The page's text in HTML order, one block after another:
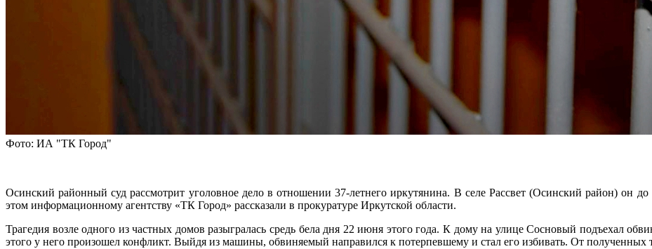
Фото: ИА "ТК Город"
Осинский районный суд рассмотрит уголовное дело в отношении 37-летнего иркутянина. В селе Рассвет (Осинский район) он
этом информационному агентству «ТК Город» рассказали в прокуратуре Иркутской области.
Трагедия возле одного из частных домов разыгралась средь бела дня 22 июня этого года. К дому на улице Сосновый подъехал
этого у него произошел конфликт. Выйдя из машины, обвиняемый направился к потерпевшему и стал его избивать. От полученных